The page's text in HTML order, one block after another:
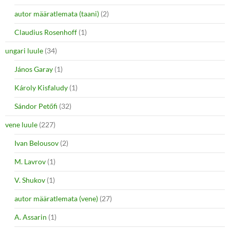
autor määratlemata (taani) (2)
Claudius Rosenhoff (1)
ungari luule (34)
János Garay (1)
Károly Kisfaludy (1)
Sándor Petőfi (32)
vene luule (227)
Ivan Belousov (2)
M. Lavrov (1)
V. Shukov (1)
autor määratlemata (vene) (27)
A. Assarin (1)